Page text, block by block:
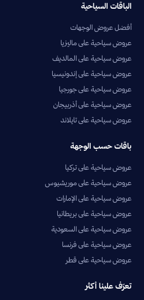
الباقات السياحية
أفضل عروض الوجهات
عروض سياحية على ماليزيا
عروض سياحية على المالديف
عروض سياحية على إندونيسيا
عروض سياحية على جورجيا
عروض سياحية على أذربيجان
عروض سياحية على تايلاند
باقات حسب الوجهة
عروض سياحية على تركيا
عروض سياحية على موريشيوس
عروض سياحية على الإمارات
عروض سياحية على بريطانيا
عروض سياحية على السعودية
عروض سياحية على فرنسا
عروض سياحية على قطر
تعرّف علينا أكثر